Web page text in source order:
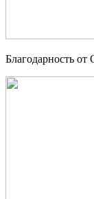
Благодарность